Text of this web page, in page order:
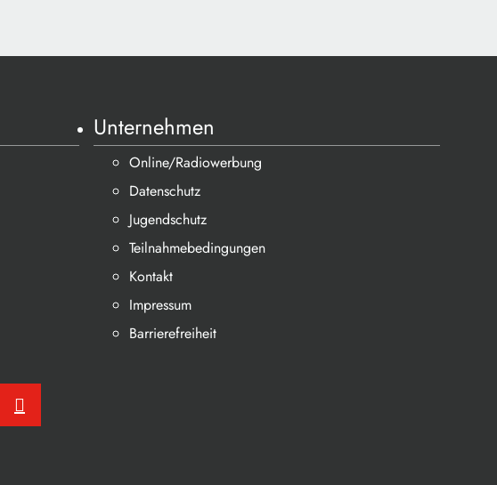
Unternehmen
Online/Radiowerbung
Datenschutz
Jugendschutz
Teilnahmebedingungen
Kontakt
Impressum
Barrierefreiheit